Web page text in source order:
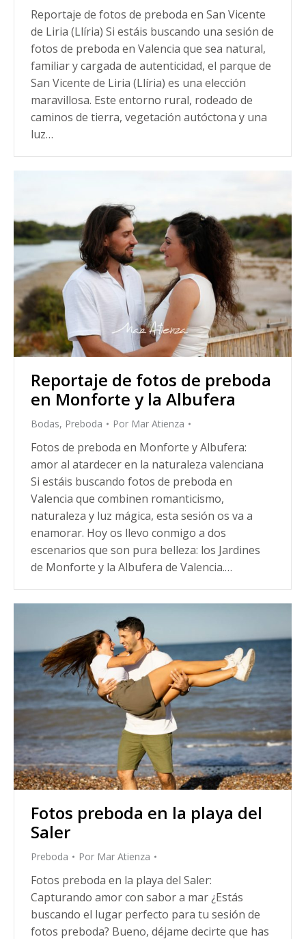
Reportaje de fotos de preboda en San Vicente
de Liria (Llíria) Si estáis buscando una sesión de
fotos de preboda en Valencia que sea natural,
familiar y cargada de autenticidad, el parque de
San Vicente de Liria (Llíria) es una elección
maravillosa. Este entorno rural, rodeado de
caminos de tierra, vegetación autóctona y una
luz…
Reportaje de fotos de preboda
en Monforte y la Albufera
Bodas, Preboda Por Mar Atienza
Fotos de preboda en Monforte y Albufera:
amor al atardecer en la naturaleza valenciana
Si estáis buscando fotos de preboda en
Valencia que combinen romanticismo,
naturaleza y luz mágica, esta sesión os va a
enamorar. Hoy os llevo conmigo a dos
escenarios que son pura belleza: los Jardines
de Monforte y la Albufera de Valencia.…
Fotos preboda en la playa del
Saler
Preboda Por Mar Atienza
Fotos preboda en la playa del Saler:
Capturando amor con sabor a mar ¿Estás
buscando el lugar perfecto para tu sesión de
fotos preboda? Bueno, déjame decirte que has